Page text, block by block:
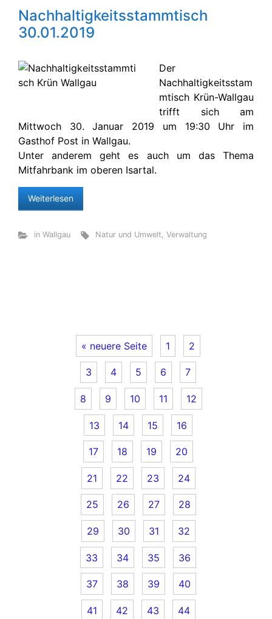
Nachhaltigkeitsstammtisch
30.01.2019
Der
Nachhaltigkeitsstam
mtisch Krün-Wallgau
trifft sich am
Mittwoch 30. Januar 2019 um 19:30 Uhr im
Gasthof Post in Wallgau.
Unter anderem geht es auch um das Thema
Mitfahrbank im oberen Isartal.
Weiterlesen
in Wallgau Natur und Umwelt,Verwaltung
« neuere Seite 1 2
3 4 5 6 7
8 9 10 11 12
13 14 15 16
17 18 19 20
21 22 23 24
25 26 27 28
29 30 31 32
33 34 35 36
37 38 39 40
41 42 43 44